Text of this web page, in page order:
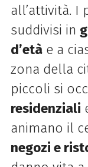
all’attività. I
suddivisi in
d’etàe a
zona della
piccoli si
residenziali
animano il
negozi e